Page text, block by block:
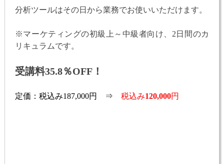
分析ツールはその日から業務でお使いいただけます。
※マーケティングの初級上～中級者向け、2日間のカ
リキュラムです。
受講料35.8％OFF！
定価：税込み187,000円 ⇒ 税込み120,000円